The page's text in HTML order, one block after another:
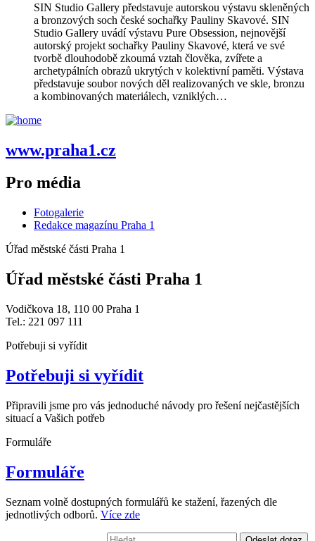
SIN Studio Gallery představuje autorskou výstavu skleněných
a bronzových soch české sochařky Pauliny Skavové. SIN
Studio Gallery uvádí výstavu Pure Obsession, nejnovější
autorský projekt sochařky Pauliny Skavové, která ve své
tvorbě dlouhodobě zkoumá vztah člověka, zvířete a
archetypálních obrazů ukrytých v kolektivní paměti. Výstava
představuje soubor nových děl realizovaných ve skle, bronzu
a kombinovaných materiálech, vzniklých…
www.praha1.cz
Pro média
Fotogalerie
Redakce magazínu Praha 1
Úřad městské části Praha 1
Úřad městské části Praha 1
Vodičkova 18, 110 00 Praha 1
Tel.: 221 097 111
Potřebuji si vyřídit
Potřebuji si vyřídit
Připravili jsme pro vás jednoduché návody pro řešení nejčastějších
situací a Vašich potřeb
Formuláře
Formuláře
Seznam volně dostupných formulářů ke stažení, řazených dle
jednotlivých odborů. Více zde
Vyhledávání: